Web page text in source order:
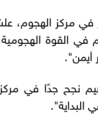
في مركز الهجوم،
القوة
أيمن".
نجح جدًا في
البداية".